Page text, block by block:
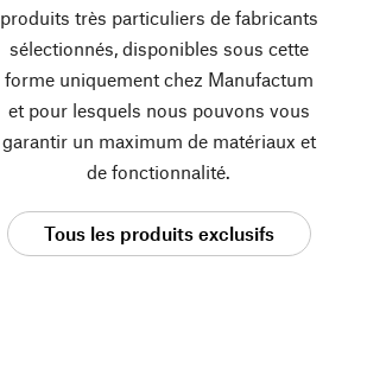
produits très particuliers de fabricants
sélectionnés, disponibles sous cette
forme uniquement chez Manufactum
et pour lesquels nous pouvons vous
garantir un maximum de matériaux et
de fonctionnalité.
Tous les produits exclusifs